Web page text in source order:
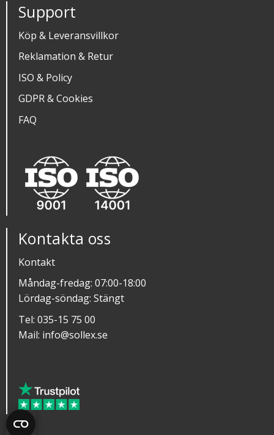
Support
Köp & Leveransvillkor
Reklamation & Retur
ISO & Policy
GDPR & Cookies
FAQ
Kontakta oss
Kontakt
Måndag-fredag: 07:00-18:00
Lördag-söndag: Stängt
Tel: 035-15 75 00
Mail: info@sollex.se